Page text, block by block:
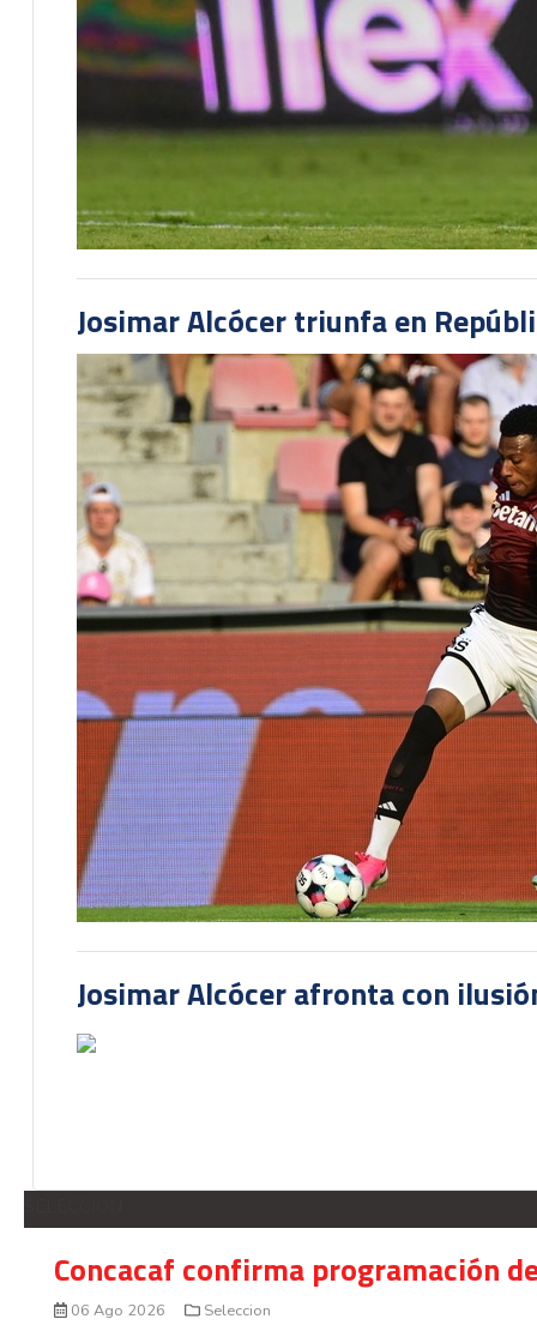
Josimar Alcócer triunfa en
Josimar Alcócer afronta con
Concacaf confirma programación
06 Ago 2026 Seleccion